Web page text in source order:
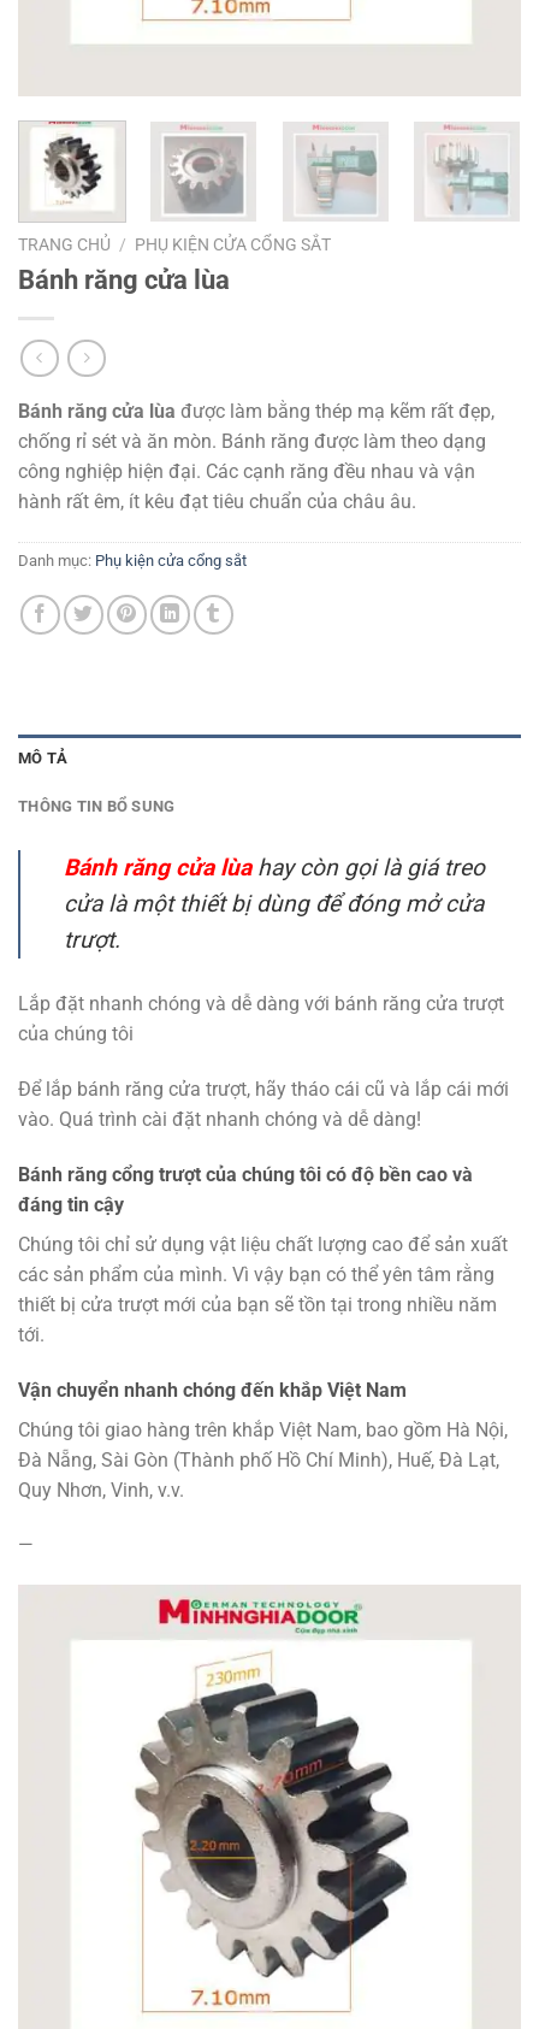
TRANG CHỦ / PHỤ KIỆN CỬA CỔNG SẮT
Bánh răng cửa lùa
Bánh răng cửa lùa được làm bằng thép mạ kẽm rất đẹp,
chống rỉ sét và ăn mòn. Bánh răng được làm theo dạng
công nghiệp hiện đại. Các cạnh răng đều nhau và vận
hành rất êm, ít kêu đạt tiêu chuẩn của châu âu.
Danh mục: Phụ kiện cửa cổng sắt
MÔ TẢ
THÔNG TIN BỔ SUNG
Bánh răng cửa lùa hay còn gọi là giá treo
cửa là một thiết bị dùng để đóng mở cửa
trượt.
Lắp đặt nhanh chóng và dễ dàng với bánh răng cửa trượt
của chúng tôi
Để lắp bánh răng cửa trượt, hãy tháo cái cũ và lắp cái mới
vào. Quá trình cài đặt nhanh chóng và dễ dàng!
Bánh răng cổng trượt của chúng tôi có độ bền cao và
đáng tin cậy
Chúng tôi chỉ sử dụng vật liệu chất lượng cao để sản xuất
các sản phẩm của mình. Vì vậy bạn có thể yên tâm rằng
thiết bị cửa trượt mới của bạn sẽ tồn tại trong nhiều năm
tới.
Vận chuyển nhanh chóng đến khắp Việt Nam
Chúng tôi giao hàng trên khắp Việt Nam, bao gồm Hà Nội,
Đà Nẵng, Sài Gòn (Thành phố Hồ Chí Minh), Huế, Đà Lạt,
Quy Nhơn, Vinh, v.v.
—